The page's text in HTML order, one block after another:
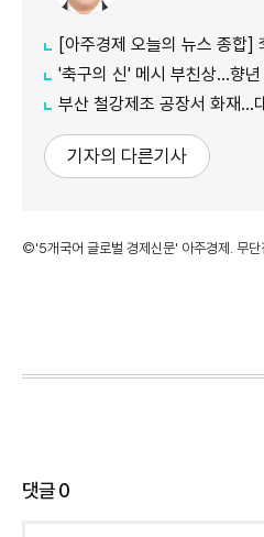
[아주경제 오늘의 뉴스 종합] 李대통령 'ISA·주가
'축구의 신' 메시 부친상…향년
부산 철강제조 공장서 화재…
기자의 다른기사
©'5개국어 글로벌 경제신문' 아주경제. 무단
댓글0